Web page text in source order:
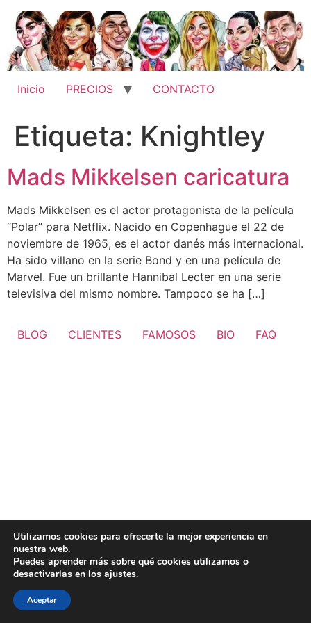
contenido
Inicio PRECIOS CONTACTO
Etiqueta: Knightley
Mads Mikkelsen caricatura
Mads Mikkelsen es el actor protagonista de la película
“Polar” para Netflix. Nacido en Copenhague el 22 de
noviembre de 1965, es el actor danés más internacional.
Ha sido villano en la serie Bond y en una película de
Marvel. Fue un brillante Hannibal Lecter en una serie
televisiva del mismo nombre. Tampoco se ha […]
BLOG CLIENTES FAMOSOS BIO FAQ
Utilizamos cookies para ofrecerte la mejor experiencia en
nuestra web.
Puedes aprender más sobre qué cookies utilizamos o
desactivarlas en los ajustes.
Aceptar